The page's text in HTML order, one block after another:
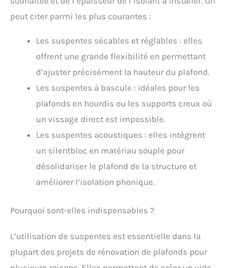
peut citer parmi les plus courantes :
Les suspentes sécables et réglables : elles
offrent une grande flexibilité en permettant
d’ajuster précisément la hauteur du plafond.
Les suspentes à bascule : idéales pour les
plafonds en hourdis ou les supports creux où
un vissage direct est impossible.
Les suspentes acoustiques : elles intègrent
un silentbloc en matériau souple pour
désolidariser le plafond de la structure et
améliorer l’isolation phonique.
Pourquoi sont-elles indispensables ?
L’utilisation de suspentes est essentielle dans la
plupart des projets de rénovation de plafonds pour